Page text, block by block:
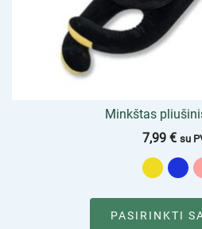
Minkštas
7,99 € su
PASIRINKTI